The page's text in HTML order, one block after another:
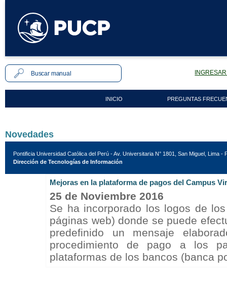
INICIO PREGUNTAS
Novedades
Pontificia Universidad Católica del Perú - Av. Universitaria N° 1801, San Miguel, Lima -
Dirección de Tecnologías de Información
Mejoras en la plataforma de pagos del Campus
25 de Noviembre 2016
Se ha incorporado los logos de
páginas web) donde se puede
predefinido un mensaje
procedimiento de pago a los
plataformas de los bancos (banca